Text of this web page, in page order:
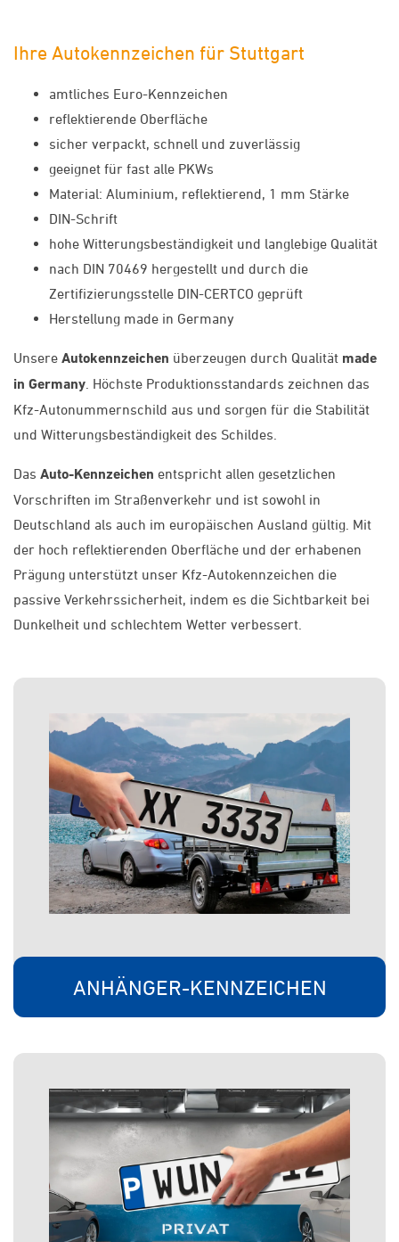
Ihre Autokennzeichen für Stuttgart
amtliches Euro-Kennzeichen
reflektierende Oberfläche
sicher verpackt, schnell und zuverlässig
geeignet für fast alle PKWs
Material: Aluminium, reflektierend, 1 mm Stärke
DIN-Schrift
hohe Witterungsbeständigkeit und langlebige Qualität
nach DIN 70469 hergestellt und durch die
Zertifizierungsstelle DIN-CERTCO geprüft
Herstellung made in Germany
Unsere Autokennzeichen überzeugen durch Qualität made
in Germany . Höchste Produktionsstandards zeichnen das
Kfz-Autonummernschild aus und sorgen für die Stabilität
und Witterungsbeständigkeit des Schildes.
Das Auto-Kennzeichen entspricht allen gesetzlichen
Vorschriften im Straßenverkehr und ist sowohl in
Deutschland als auch im europäischen Ausland gültig. Mit
der hoch reflektierenden Oberfläche und der erhabenen
Prägung unterstützt unser Kfz-Autokennzeichen die
passive Verkehrssicherheit, indem es die Sichtbarkeit bei
Dunkelheit und schlechtem Wetter verbessert.
ANHÄNGER-KENNZEICHEN